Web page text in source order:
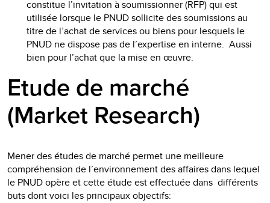
constitue l’invitation à soumissionner (RFP) qui est
utilisée lorsque le PNUD sollicite des soumissions au
titre de l’achat de services ou biens pour lesquels le
PNUD ne dispose pas de l’expertise en interne. Aussi
bien pour l’achat que la mise en œuvre.
Etude de marché
(Market Research)
Mener des études de marché permet une meilleure
compréhension de l’environnement des affaires dans lequel
le PNUD opère et cette étude est effectuée dans différents
buts dont voici les principaux objectifs: